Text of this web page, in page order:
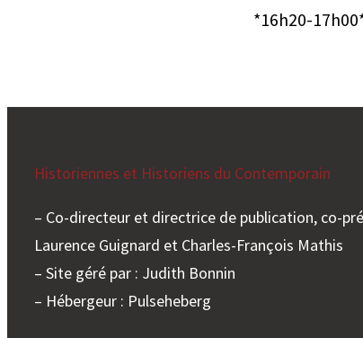
*16h20-
Historiennes et Historiens du Contemporain
– Co-directeur et directrice de publication, co-
Laurence Guignard et Charles-François Mathis
– Site géré par : Judith Bonnin
– Hébergeur : Pulseheberg